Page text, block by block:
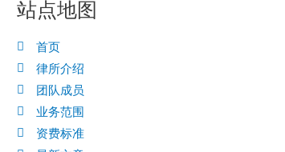
站点地图
首页
律所介绍
团队成员
业务范围
资费标准